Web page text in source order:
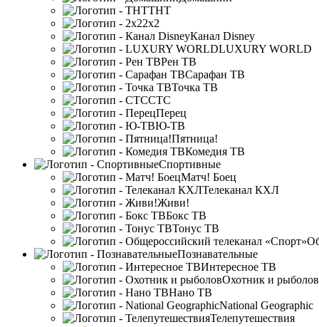
ТНТ
2х2
Канал Disney
LUXURY WORLD
Рен ТВ
Сарафан ТВ
Точка ТВ
СТС
Перец
Ю-ТВ
Пятница!
Комедия ТВ
Спортивные
Матч! Боец
Телеканал КХЛ
Живи!
Бокс ТВ
Тонус ТВ
Познавательные
Интересное ТВ
Охотник и рыболов
Нано ТВ
National Geographic
Телепутешествия